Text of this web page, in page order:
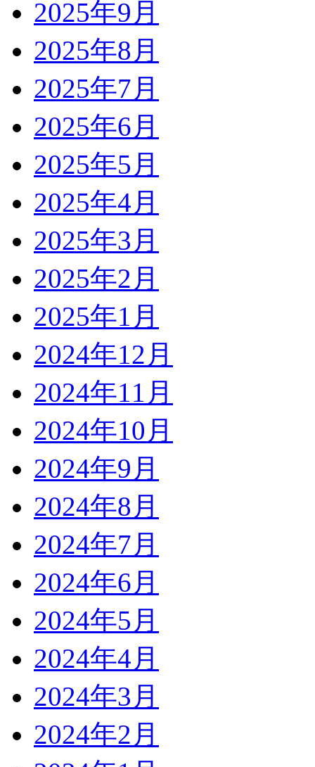
2025年9月
2025年8月
2025年7月
2025年6月
2025年5月
2025年4月
2025年3月
2025年2月
2025年1月
2024年12月
2024年11月
2024年10月
2024年9月
2024年8月
2024年7月
2024年6月
2024年5月
2024年4月
2024年3月
2024年2月